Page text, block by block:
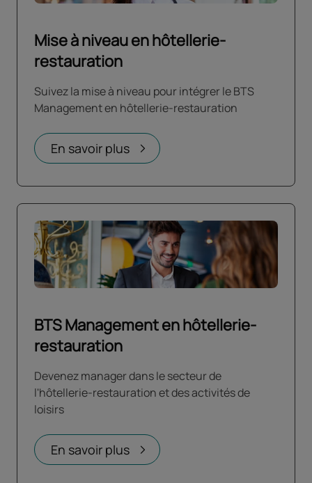
Mise à niveau en hôtellerie-
restauration
Suivez la mise à niveau pour intégrer le BTS
Management en hôtellerie-restauration
En savoir plus
BTS Management en hôtellerie-
restauration
Devenez manager dans le secteur de
l'hôtellerie-restauration et des activités de
loisirs
En savoir plus